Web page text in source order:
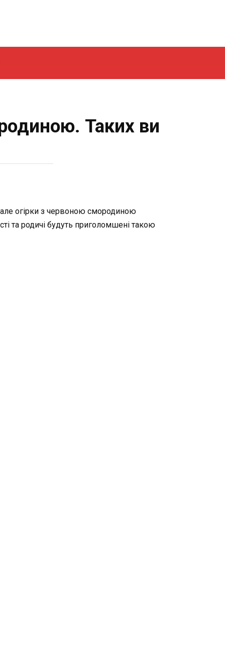
Таких ви
але огірки з червоною смородиною
та родичі будуть приголомшені такою